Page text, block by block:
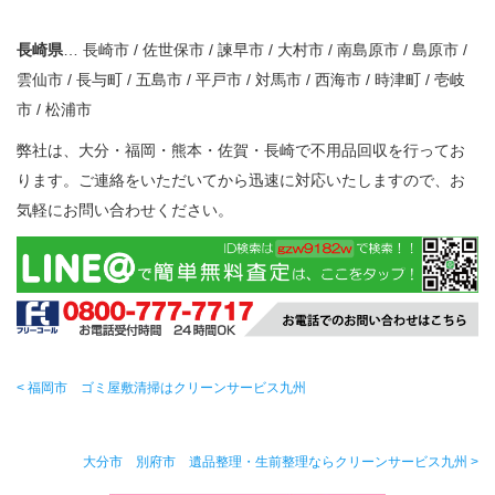
長崎県 … 長崎市 / 佐世保市 / 諫早市 / 大村市 / 南島原市 / 島原市 /
雲仙市 / 長与町 / 五島市 / 平戸市 / 対馬市 / 西海市 / 時津町 / 壱岐
市 / 松浦市
弊社は、大分・福岡・熊本・佐賀・長崎で不用品回収を行ってお
ります。ご連絡をいただいてから迅速に対応いたしますので、お
気軽にお問い合わせください。
< 福岡市 ゴミ屋敷清掃はクリーンサービス九州
大分市 別府市 遺品整理・生前整理ならクリーンサービス九州 >